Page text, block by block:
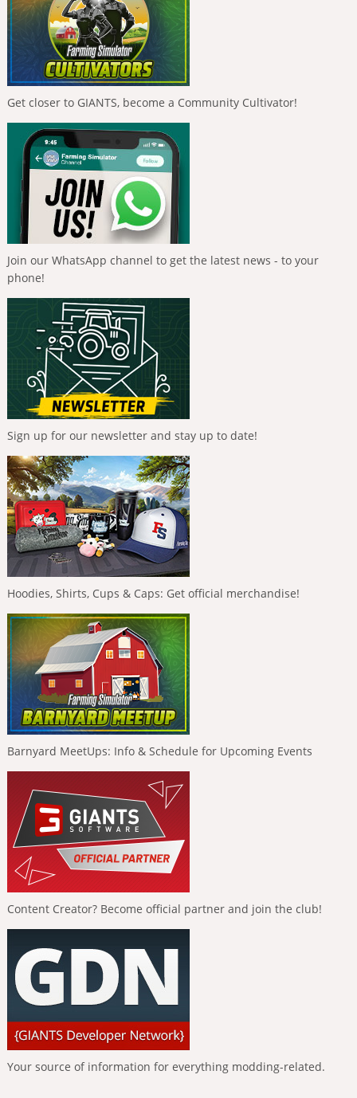
Get closer to GIANTS, become a Community Cultivator!
Join our WhatsApp channel to get the latest news - to your
phone!
Sign up for our newsletter and stay up to date!
Hoodies, Shirts, Cups & Caps: Get official merchandise!
Barnyard MeetUps: Info & Schedule for Upcoming Events
Content Creator? Become official partner and join the club!
Your source of information for everything modding-related.